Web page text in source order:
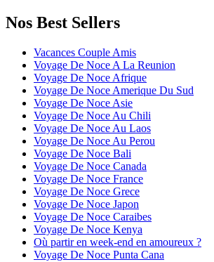
Nos Best Sellers
Vacances Couple Amis
Voyage De Noce A La Reunion
Voyage De Noce Afrique
Voyage De Noce Amerique Du Sud
Voyage De Noce Asie
Voyage De Noce Au Chili
Voyage De Noce Au Laos
Voyage De Noce Au Perou
Voyage De Noce Bali
Voyage De Noce Canada
Voyage De Noce France
Voyage De Noce Grece
Voyage De Noce Japon
Voyage De Noce Caraibes
Voyage De Noce Kenya
Où partir en week-end en amoureux ?
Voyage De Noce Punta Cana